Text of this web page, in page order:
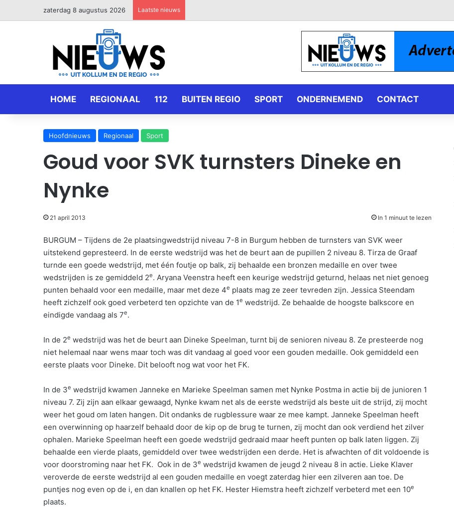
zaterdag 8 augustus 2026 Laatste nieuws
HOME REGIONAAL 112 BUITEN REGIO SPORT ONDERNEMEND CONTACT
Hoofdnieuws Regionaal Sport
Goud voor SVK turnsters Dineke en
Nynke
21 april 2013 In 1 minuut te lezen
BURGUM – Tijdens de 2e plaatsingwedstrijd niveau 7-8 in Burgum hebben de turnsters van SVK weer
uitstekend gepresteerd. In de eerste wedstrijd was het de beurt aan de pupillen 2 niveau 8. Tirza de Graaf
turnde een goede wedstrijd, met één foutje op balk, zij behaalde een bronzen medaille en over twee
wedstrijden is ze gemiddeld 2e. Aryana Veenstra heeft een keurige wedstrijd geturnd, helaas net niet genoeg
punten behaald voor een medaille, maar met deze 4e plaats mag ze zeer tevreden zijn. Jessica Steendam
heeft zichzelf ook goed verbeterd ten opzichte van de 1e wedstrijd. Ze behaalde de hoogste balkscore en
eindigde vandaag als 7e.
In de 2e wedstrijd was het de beurt aan Dineke Speelman, turnt bij de senioren niveau 8. Ze presteerde nog
niet helemaal naar wens maar toch was dit vandaag al goed voor een gouden medaille. Ook gemiddeld een
eerste plaats voor Dineke. Dit belooft nog wat voor het FK.
In de 3e wedstrijd kwamen Janneke en Marieke Speelman samen met Nynke Postma in actie bij de junioren 1
niveau 7. Zij zijn aan elkaar gewaagd, Nynke kwam net als de eerste wedstrijd als beste uit de strijd, zij mocht
weer het goud om laten hangen. Dit ondanks de rugblessure waar ze mee kampt. Janneke Speelman heeft
een overwinning op haarzelf behaald door de kip op de brug te turnen, zij mocht dan ook verdiend het zilver
ophalen. Marieke Speelman heeft een goede wedstrijd gedraaid maar heeft punten op balk laten liggen. Zij
behaalde een vierde plaats, gemiddeld over twee wedstrijden een derde. Het is afwachten of dit voldoende is
voor doorstroming naar het FK. Ook in de 3e wedstrijd kwamen de jeugd 2 niveau 8 in actie. Lieke Klaver
veroverde de eerste wedstrijd al een gouden medaille en voegt zaterdag hier een zilveren aan toe. De
puntjes nog even op de i, en dan knallen op het FK. Hester Hiemstra heeft zichzelf verbeterd met een 10e
plaats.